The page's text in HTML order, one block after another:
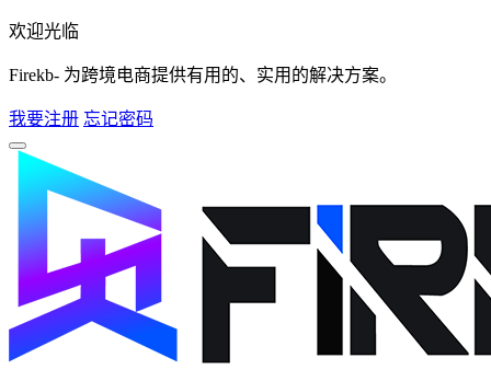
欢迎光临
Firekb- 为跨境电商提供有用的、实用的解决方案。
我要注册 忘记密码